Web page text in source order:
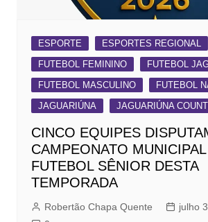
ESPORTE ESPORTES REGIONAL
FUTEBOL FEMININO
FUTEBOL
FUTEBOL MASCULINO
FUTEBOL
JAGUARIÚNA
JAGUARIÚNA
CINCO EQUIPES
CAMPEONATO
FUTEBOL SÊNIOR DESTA
TEMPORADA
Robertão Chapa Quente
julho